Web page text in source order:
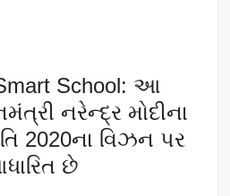
School: આ
નરેન્દ્ર મોદીના
2020ના વિઝન પર
છે